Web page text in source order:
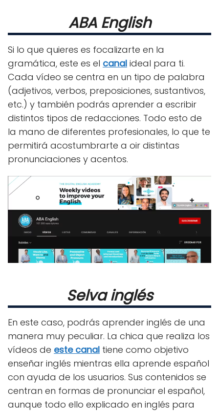
ABA English
Si lo que quieres es focalizarte en la
gramática, este es el canal ideal para ti.
Cada vídeo se centra en un tipo de palabra
(adjetivos, verbos, preposiciones, sustantivos,
etc.) y también podrás aprender a escribir
distintos tipos de redacciones. Todo esto de
la mano de diferentes profesionales, lo que te
permitirá acostumbrarte a oir distintas
pronunciaciones y acentos.
Selva inglés
En este caso, podrás aprender inglés de una
manera muy peculiar. La chica que realiza los
vídeos de este canal tiene como objetivo
enseñar inglés mientras ella aprende español
con ayuda de los usuarios. Sus contenidos se
centran en formas de pronunciar el español,
aunque todo ello explicado en inglés para